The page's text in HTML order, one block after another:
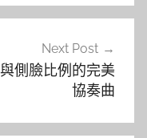
Next Post
側臉比例的完美
協奏曲